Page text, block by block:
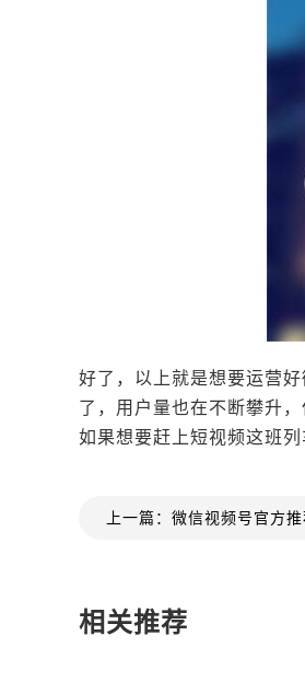
好了，以上就是想要运营
了，用户量也在不断攀升
如果想要赶上短视频这班
相关推荐